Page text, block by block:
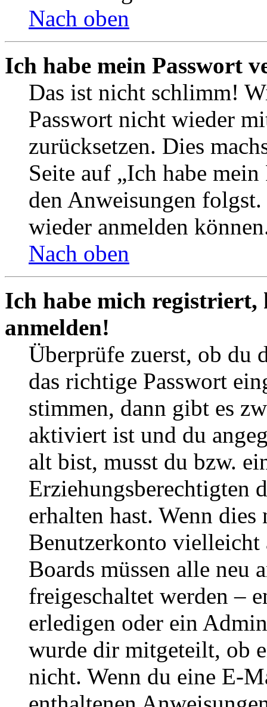
Nach oben
Ich habe mein Passwort
Das ist nicht schlimm!
Passwort nicht wieder
zurücksetzen. Dies
Seite auf „Ich habe
den Anweisungen
wieder anmelden
Nach oben
Ich habe mich
anmelden!
Überprüfe zuerst, ob du
das richtige Passwort
stimmen, dann gibt es
aktiviert ist und du
alt bist, musst du bzw.
Erziehungsberechtigten
erhalten hast. Wenn
Benutzerkonto
Boards müssen alle neu
freigeschaltet werden –
erledigen oder ein
wurde dir mitgeteilt, ob
nicht. Wenn du eine E-